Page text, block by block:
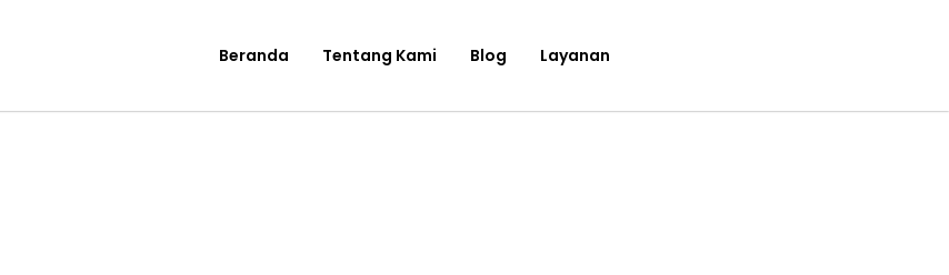
Beranda Tentang Kami Blog Layanan